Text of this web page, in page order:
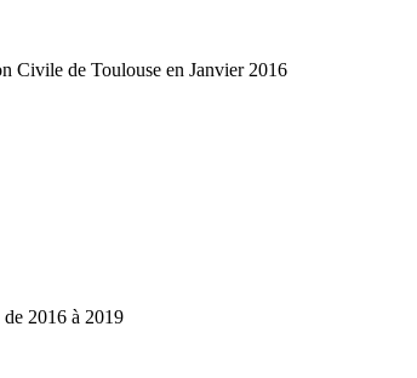
Civile de Toulouse en Janvier 2016
2016 à 2019